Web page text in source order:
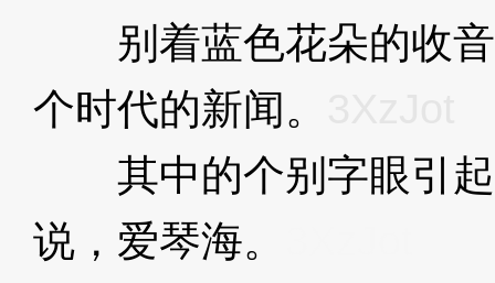
别着蓝色花朵的收音
个时代的新闻。
其中的个别字眼引起
说，爱琴海。